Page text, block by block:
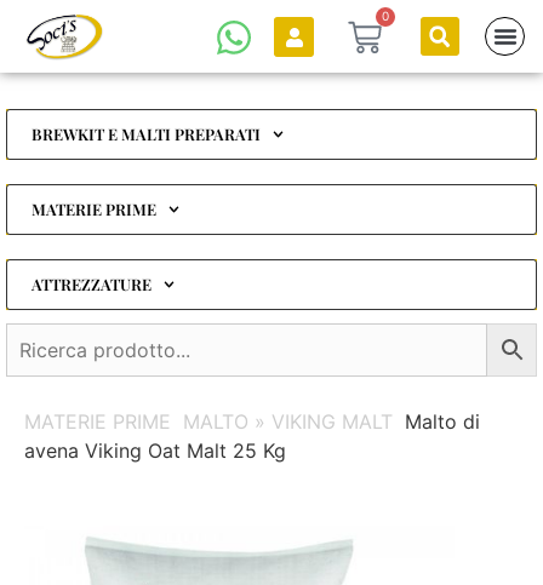
0
BREWKIT E MALTI PREPARATI
MATERIE PRIME
ATTREZZATURE
MATERIE PRIME MALTO » VIKING MALT Malto di
avena Viking Oat Malt 25 Kg